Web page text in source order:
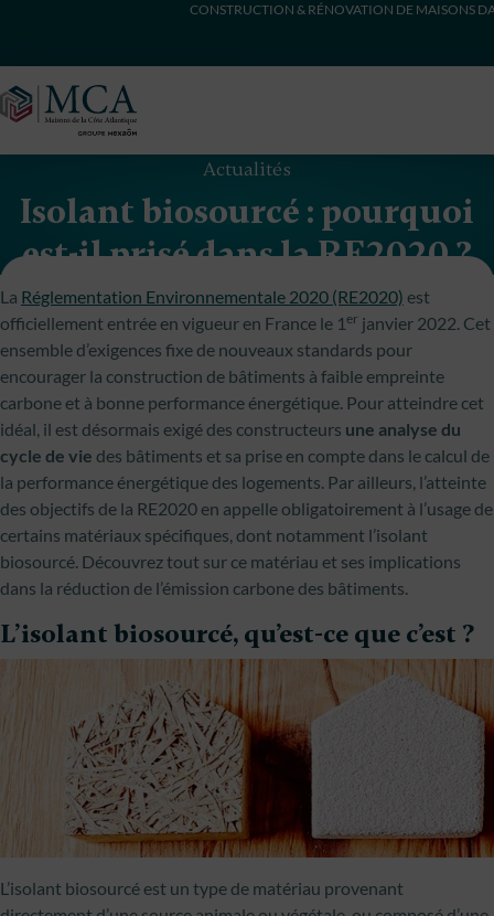
CONSTRUCTION & RÉNOVATION DE MAISONS
Actualités
Isolant biosourcé : pourquoi
est-il prisé dans la RE2020 ?
La Réglementation Environnementale 2020 (RE2020) est
officiellement entrée en vigueur en France le 1 er janvier 2022. Cet
ensemble d’exigences fixe de nouveaux standards pour
encourager la construction de bâtiments à faible empreinte
carbone et à bonne performance énergétique. Pour atteindre cet
idéal, il est désormais exigé des constructeurs une analyse du
cycle de vie des bâtiments et sa prise en compte dans le calcul de
la performance énergétique des logements. Par ailleurs, l’atteinte
des objectifs de la RE2020 en appelle obligatoirement à l’usage de
certains matériaux spécifiques, dont notamment l’isolant
biosourcé. Découvrez tout sur ce matériau et ses implications
dans la réduction de l’émission carbone des bâtiments.
L’isolant biosourcé, qu’est-ce que c’est ?
L’isolant biosourcé est un type de matériau provenant